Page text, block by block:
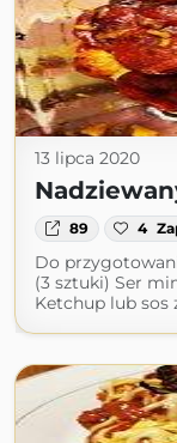
13 lipca 2020
89 4
Do
(3 sztuki) Ser
Ketchup lub sos